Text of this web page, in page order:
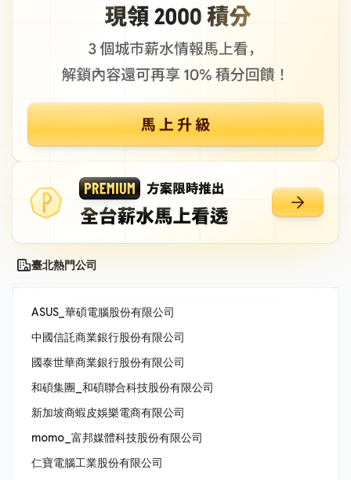
臺北熱門公司
ASUS_華碩電腦股份有限公司
中國信託商業銀行股份有限公司
國泰世華商業銀行股份有限公司
和碩集團_和碩聯合科技股份有限公司
新加坡商蝦皮娛樂電商有限公司
momo_富邦媒體科技股份有限公司
仁寶電腦工業股份有限公司